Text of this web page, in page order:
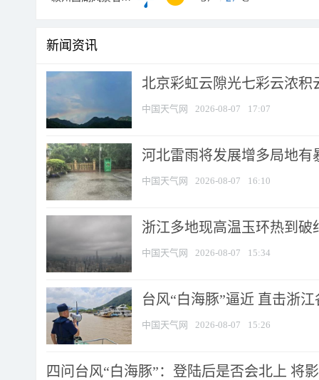
新闻资讯
北京彩虹云隙光七彩云浓积
中国天气网 2026-08-07 17:07
河北雷雨将发展增多局地有
中国天气网 2026-08-07 16:10
浙江多地现高温玉环热到破
中国天气网 2026-08-07 15:34
台风“白海豚”逼近 直击浙
中国天气网 2026-08-07 15:26
四问台风“白海豚”：登陆后是否会北上 将